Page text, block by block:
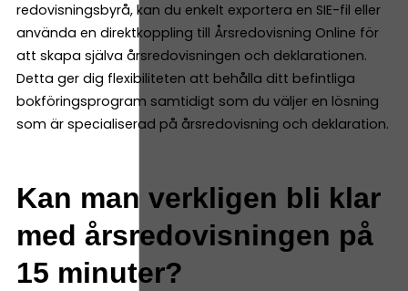
redovisningsbyrå, kan du enkelt exportera en SIE-fil eller
använda en direktkoppling till Årsredovisning Online för
att skapa själva årsredovisningen och deklarationen.
Detta ger dig flexibiliteten att behålla ditt befintliga
bokföringsprogram samtidigt som du väljer en lösning
som är specialiserad på årsredovisning och deklaration.
Kan man verkligen bli klar
med årsredovisningen på
15 minuter?